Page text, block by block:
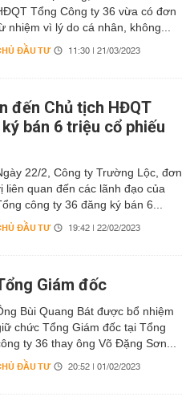
Tổng Công ty 36 vừa có đơn
nhiệm vì lý do cá nhân, không...
ĐẦU TƯ 11:30 | 21/03/2023
đến Chủ tịch HĐQT
bán 6 triệu cổ phiếu
22/2, Công ty Trường Lộc, đơn
liên quan đến các lãnh đạo của
công ty 36 đăng ký bán 6...
ĐẦU TƯ 19:42 | 22/02/2023
Giám đốc
Bùi Quang Bát được bổ nhiệm
chức Tổng Giám đốc tại Tổng
ty 36 thay ông Võ Đặng Sơn...
ĐẦU TƯ 20:52 | 01/02/2023